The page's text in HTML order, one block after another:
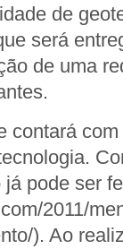
de
será
de uma
contará
pode ser
2011/
). Ao